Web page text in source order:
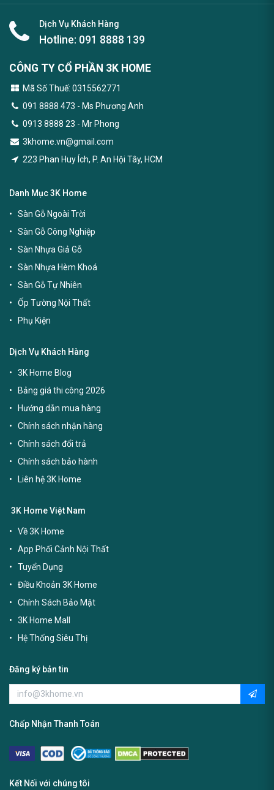
Dịch Vụ Khách Hàng
Hotline: 091 8888 139
CÔNG TY CỔ PHẦN 3K HOME
Mã Số Thuế: 0315562771
091 8888 473 - Ms Phương Anh
0913 8888 23 - Mr Phong
3khome.vn@gmail.com
223 Phan Huy Ích, P. An Hội Tây, HCM
Danh Mục 3K Home
Sàn Gỗ Ngoài Trời
Sàn Gỗ Công Nghiệp
Sàn Nhựa Giả Gỗ
Sàn Nhựa Hèm Khoá
Sàn Gỗ Tự Nhiên
Ốp Tường Nội Thất
Phụ Kiện
Dịch Vụ Khách Hàng
3K Home Blog
Bảng giá thi công 2026
Hướng dẫn mua hàng
Chính sách nhận hàng
Chính sách đổi trả
Chính sách bảo hành
Liên hệ 3K Home
3K Home Việt Nam
Về 3K Home
App Phối Cảnh Nội Thất
Tuyển Dụng
Điều Khoản 3K Home
Chính Sách Bảo Mật
3K Home Mall
Hệ Thống Siêu Thị
Đăng ký bản tin
Chấp Nhận Thanh Toán
Kết Nối với chúng tôi